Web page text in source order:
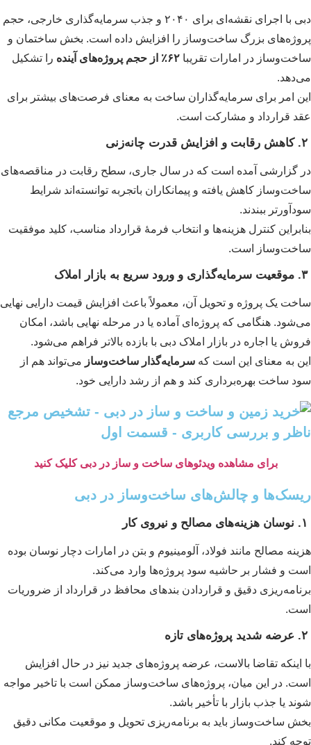
دبی با اجرای نقشه‌ای برای ۲۰۴۰ و جذب سرمایه‌گذاری خارجی، حجم
بزرگ ساخت‌وساز را افزایش داده است. بخش ساختمان و
در امارات تقریبا۶۲٪ از حجم پروژه‌های آینده
را تشکیل
امر برای سرمایه‌گذاران ساخت به معنای فرصت‌های بیشتر برای
قرارداد و مشارکت است.
گزارشی آمده است که در سال جاری، سطح رقابت در مناقصه‌های
کاهش یافته و پیمانکاران باتجربه توانسته‌اند شرایط
ببندند.
کنترل هزینه‌ها و انتخاب فرمۀ قرارداد مناسب، کلید موفقیت
است.
یک پروژه و تحویل آن، معمولاً باعث افزایش قیمت دارایی نهایی
هنگامی که پروژه‌ای آماده یا در مرحله نهایی باشد، امکان
یا اجاره در بازار املاک دبی با بازده بالاتر فراهم می‌شود.
به معنای این است کهسرمایه‌گذار ساخت‌وسازمی‌تواند هم از
ساخت بهره‌برداری کند و هم از رشد دارایی خود.
برای مشاهده ویدئوهای ساخت و ساز در دبی کلیک کنید
و چالش‌های ساخت‌وساز در دبی
مصالح مانند فولاد، آلومینیوم و بتن در امارات دچار نوسان بوده
و فشار بر حاشیه سود پروژه‌ها وارد می‌کند.
دقیق و قراردادن بندهای محافظ در قرارداد از ضروریات
اینکه تقاضا بالاست، عرضه پروژه‌های جدید نیز در حال افزایش
در این میان، پروژه‌های ساخت‌وساز ممکن است با تاخیر مواجه
یا جذب بازار با تأخیر باشد.
ساخت‌وساز باید به برنامه‌ریزی تحویل و موقعیت مکانی دقیق
کند.